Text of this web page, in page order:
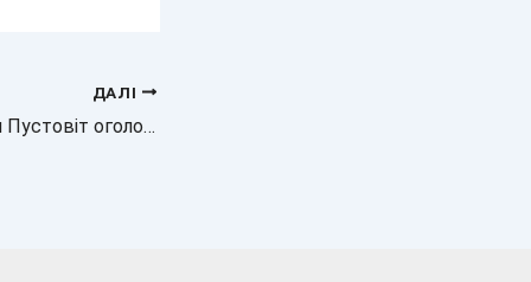
ДАЛІ
Новина: Анастасія Пустовіт оголосила про заручини з військовим